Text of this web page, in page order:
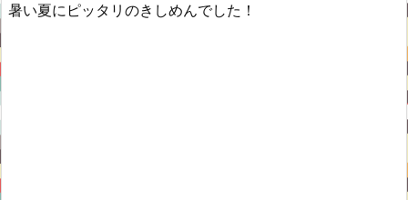
暑い夏にピッタリのきしめんでした！